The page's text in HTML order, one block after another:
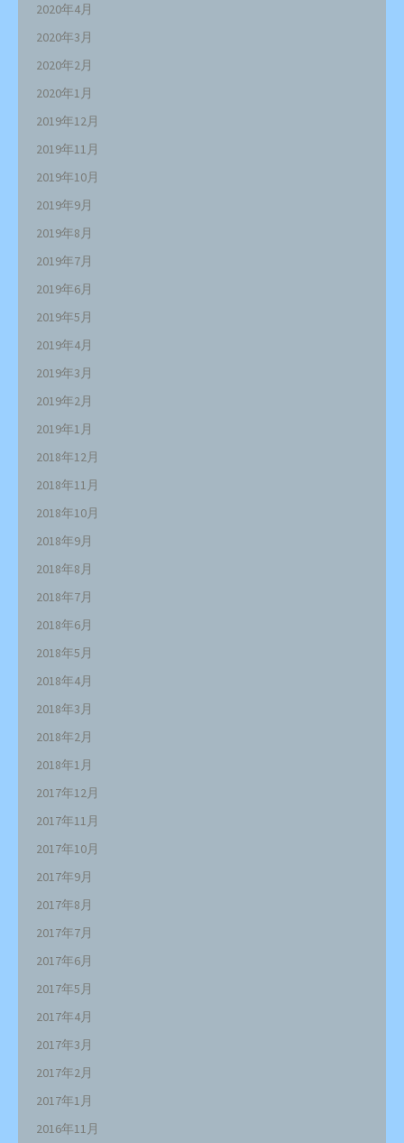
2020年4月
2020年3月
2020年2月
2020年1月
2019年12月
2019年11月
2019年10月
2019年9月
2019年8月
2019年7月
2019年6月
2019年5月
2019年4月
2019年3月
2019年2月
2019年1月
2018年12月
2018年11月
2018年10月
2018年9月
2018年8月
2018年7月
2018年6月
2018年5月
2018年4月
2018年3月
2018年2月
2018年1月
2017年12月
2017年11月
2017年10月
2017年9月
2017年8月
2017年7月
2017年6月
2017年5月
2017年4月
2017年3月
2017年2月
2017年1月
2016年11月